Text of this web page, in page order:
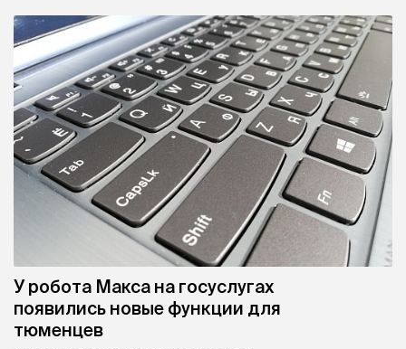
У робота Макса на госуслугах
появились новые функции для
тюменцев